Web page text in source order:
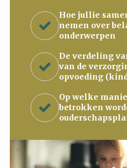
Hoe jullie
nemen over
onderwerpen
De verdeling
van de
opvoeding
Op welke
betrokken